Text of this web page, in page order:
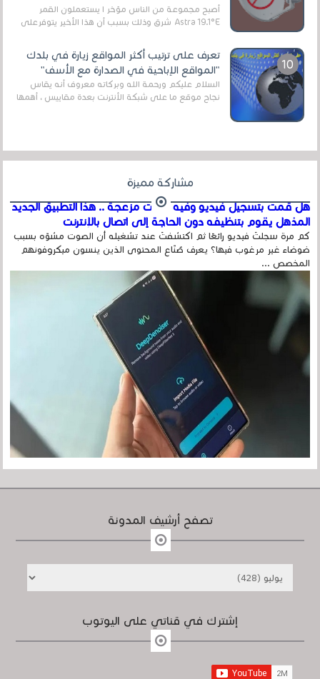
أصبح مجموعة من الناس مؤخر ا يستعملون القمر
Astra 19.1°E شرق وذلك بسبب أن هذا الأخير يتوفرعلى
تعرف على ترتيب أكثر المواقع زيارة في بلدك
"المواقع الإباحية في الصدارة مع الأسف"
السلام عليكم ورحمة الله وبركاته معروف أنه يقاس
نجاح موقع ما على شبكة الأنترنت بعدة مقاييس ، أهمها
مشاركة مميزة
هل قمت بتسجيل فيديو وفيه أصوت مزعجة .. هذا التطبيق الجديد
المذهل يقوم بتنظيفه دون الحاجة إلى اتصال بالإنترنت
كم مرة سجلتَ فيديو رائعًا ثم اكتشفتَ عند تشغيله أن الصوت مشوّه بسبب
ضوضاء غير مرغوب فيها؟ يعرف صُنّاع المحتوى الذين ينسون ميكروفونهم
المخصص ...
تصفح أرشيف المدونة
إشترك في قناتي على اليوتوب